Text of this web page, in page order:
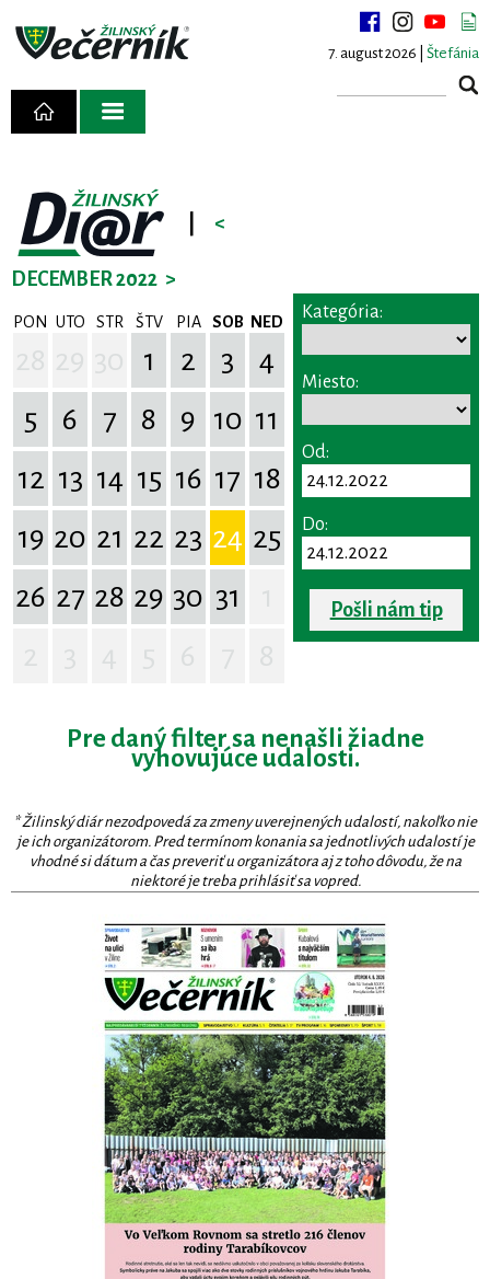
7. august 2026 | Štefánia
<
DECEMBER 2022 >
PON UTO STR ŠTV PIA SOB NED
1 2 3
4
5
6 7 8 9 10 11
12 13 14 15 16 17 18
19 20 21 22 23 24 25
26 27 28 29 30 31
Kategória:
Miesto:
Od:
Do:
Pošli nám tip
Pre daný filter sa nenašli žiadne
vyhovujúce udalosti.
* Žilinský diár nezodpovedá za zmeny uverejnených udalostí, nakoľko nie
je ich organizátorom. Pred termínom konania sa jednotlivých udalostí je
vhodné si dátum a čas preveriť u organizátora aj z toho dôvodu, že na
niektoré je treba prihlásiť sa vopred.